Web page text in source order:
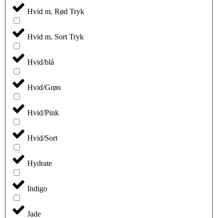
Hvid m. Rød Tryk
Hvid m. Sort Tryk
Hvid/blå
Hvid/Grøn
Hvid/Pink
Hvid/Sort
Hydrate
Indigo
Jade
har
Mulighederne